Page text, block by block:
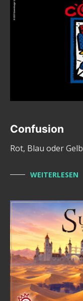
Confusion
Rot, Blau oder Gelb
WEITERLESEN